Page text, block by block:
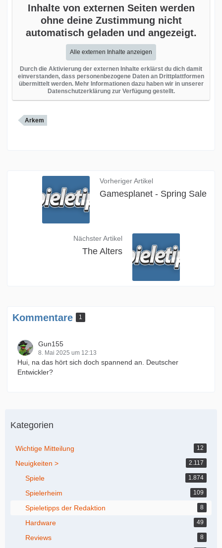
Inhalte von externen Seiten werden
ohne deine Zustimmung nicht
automatisch geladen und angezeigt.
Alle externen Inhalte anzeigen
Durch die Aktivierung der externen Inhalte erklärst du dich damit
einverstanden, dass personenbezogene Daten an Drittplattformen
übermittelt werden. Mehr Informationen dazu haben wir in unserer
Datenschutzerklärung zur Verfügung gestellt.
Arkem
Vorheriger Artikel
Gamesplanet - Spring Sale
Nächster Artikel
The Alters
Kommentare 1
Gun155
8. Mai 2025 um 12:13
Hui, na das hört sich doch spannend an. Deutscher
Entwickler?
Kategorien
Wichtige Mitteilung 12
Neuigkeiten > 2.117
Spiele 1.874
Spielerheim 109
Spieletipps der Redaktion 8
Hardware 49
Reviews 8